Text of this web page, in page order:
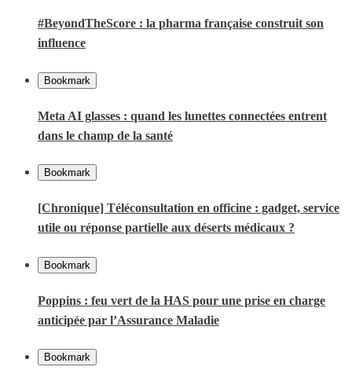
#BeyondTheScore : la pharma française construit son
influence
Bookmark
Meta AI glasses : quand les lunettes connectées entrent
dans le champ de la santé
Bookmark
[Chronique] Téléconsultation en officine : gadget, service
utile ou réponse partielle aux déserts médicaux ?
Bookmark
Poppins : feu vert de la HAS pour une prise en charge
anticipée par l’Assurance Maladie
Bookmark